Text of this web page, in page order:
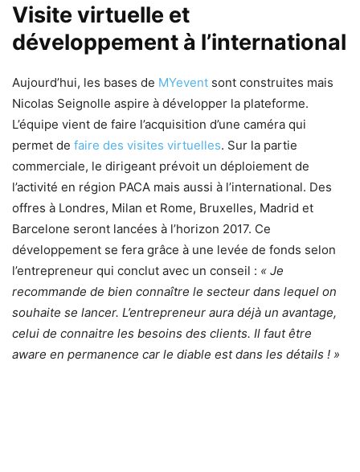
Visite virtuelle et
développement à l’international
Aujourd’hui, les bases de MYevent sont construites mais
Nicolas Seignolle aspire à développer la plateforme.
L’équipe vient de faire l’acquisition d’une caméra qui
permet de faire des visites virtuelles. Sur la partie
commerciale, le dirigeant prévoit un déploiement de
l’activité en région PACA mais aussi à l’international. Des
offres à Londres, Milan et Rome, Bruxelles, Madrid et
Barcelone seront lancées à l’horizon 2017. Ce
développement se fera grâce à une levée de fonds selon
l’entrepreneur qui conclut avec un conseil : « Je
recommande de bien connaître le secteur dans lequel on
souhaite se lancer. L’entrepreneur aura déjà un avantage,
celui de connaitre les besoins des clients. Il faut être
aware en permanence car le diable est dans les détails ! »